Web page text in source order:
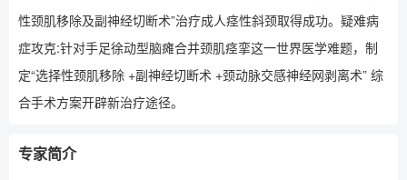
性颈肌移除及副神经切断术”治疗成人痉性斜颈取得成功。疑难病
症攻克:针对手足徐动型脑瘫合并颈肌痉挛这一世界医学难题，制
定“选择性颈肌移除 +副神经切断术 +颈动脉交感神经网剥离术” 综
合手术方案开辟新治疗途径。
专家简介